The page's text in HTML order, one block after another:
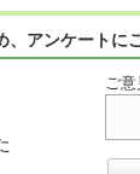
、アンケート
ご意